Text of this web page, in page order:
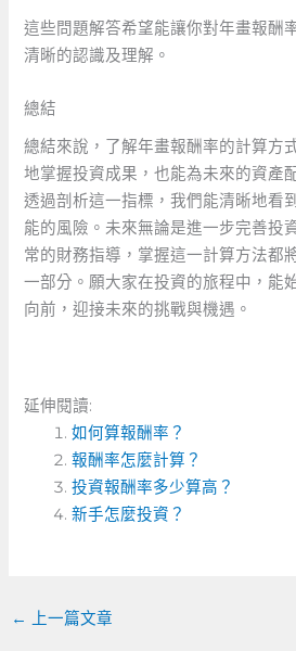
這些問題解答希望能讓你對年畫報酬
清晰的認識及理解。
總結
總結來說，了解年畫報酬率的計算方
地掌握投資成果，也能為未來的資產
透過剖析這一指標，我們能清晰地看
能的風險。未來無論是進一步完善投
常的財務指導，掌握這一計算方法都
一部分。願大家在投資的旅程中，能
向前，迎接未來的挑戰與機遇。
延伸閱讀:
如何算報酬率？
報酬率怎麼計算？
投資報酬率多少算高？
新手怎麼投資？
← 上一篇文章